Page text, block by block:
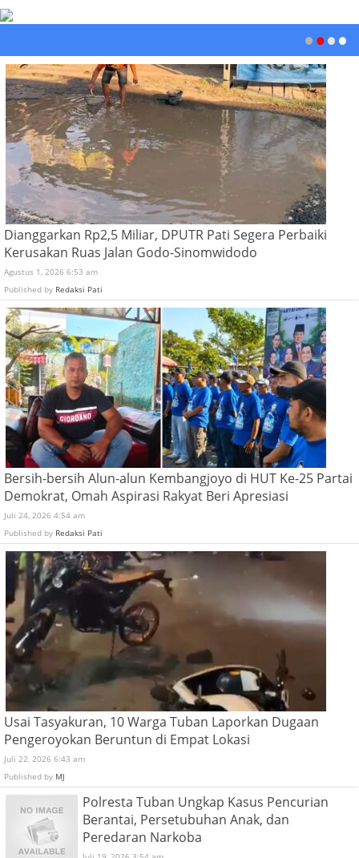
Dianggarkan Rp2,5 Miliar, DPUTR Pati Segera Perbaiki
Kerusakan Ruas Jalan Godo-Sinomwidodo
Agustus 1, 2026 6:53 am
Published by Redaksi Pati
Bersih-bersih Alun-alun Kembangjoyo di HUT Ke-25 Partai
Demokrat, Omah Aspirasi Rakyat Beri Apresiasi
Juli 24, 2026 4:54 am
Published by Redaksi Pati
Usai Tasyakuran, 10 Warga Tuban Laporkan Dugaan
Pengeroyokan Beruntun di Empat Lokasi
Juli 22, 2026 6:43 am
Published by MJ
Polresta Tuban Ungkap Kasus Pencurian
Berantai, Persetubuhan Anak, dan
Peredaran Narkoba